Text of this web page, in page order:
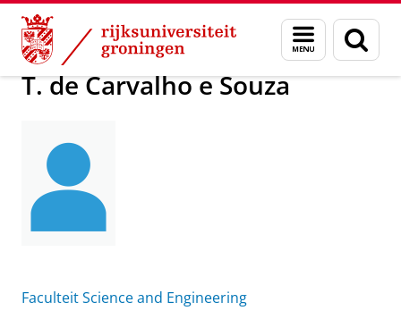
Skip
Content
Skip
Navigation
Menu
en
zoeken
Over ons T. de Carvalho e Souza
T. de Carvalho e Souza
Faculteit Science and Engineering